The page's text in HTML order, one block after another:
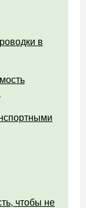
в
чтобы не